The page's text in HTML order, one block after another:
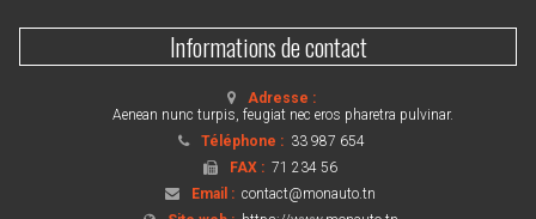
Informations de contact
Adresse :
Aenean nunc turpis, feugiat nec eros pharetra pulvinar.
Téléphone : 33 987 654
FAX :71 234 56
Email :contact@monauto.tn